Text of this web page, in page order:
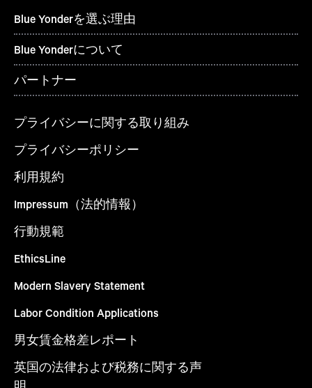
Blue Yonderを選ぶ理由
Blue Yonderについて
パートナー
プライバシーに関する取り組み
プライバシーポリシー
利用規約
Impressum（法的情報）
行動規範
EthicsLine
Modern Slavery Statement
Labor Condition Applications
男女賃金格差レポート
英国の法律および税務に関する声